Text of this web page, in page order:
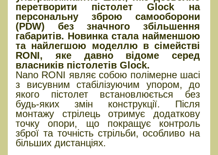
перетворити пістолет Glock на
персональну зброю самооборони
(PDW) без значного збільшення
габаритів. Новинка стала найменшою
та найлегшою моделлю в сімействі
RONI, яке давно відоме серед
власників пістолетів Glock.
Nano RONI являє собою полімерне шасі
з висувним стабілізуючим упором, до
якого пістолет встановлюється без
будь-яких змін конструкції. Після
монтажу стрілець отримує додаткову
точку опори, що покращує контроль
зброї та точність стрільби, особливо на
більших дистанціях.